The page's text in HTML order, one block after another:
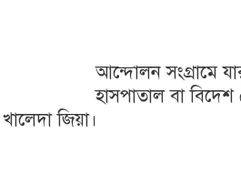
আন্দোলন সংগ্রামে
হাসপাতাল বা
জিয়া।